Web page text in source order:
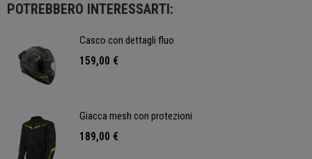
POTREBBERO INTERESSARTI:
Casco con dettagli fluo
159,00 €
Giacca mesh con protezioni
189,00 €